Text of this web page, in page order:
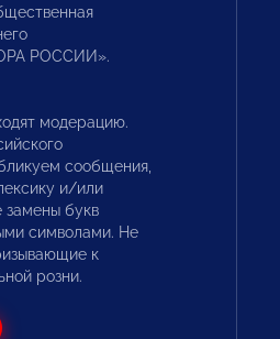
РОССИИ».
модерацию.
сообщения,
и/или
замены букв
символами. Не
к
розни.